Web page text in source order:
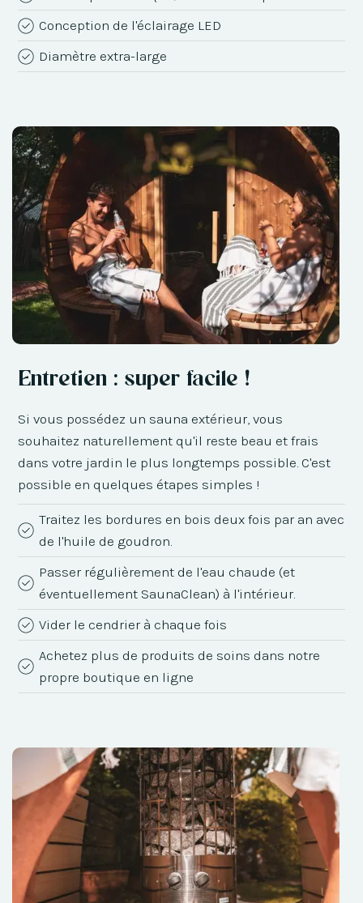
Conception de l'éclairage LED
Diamètre extra-large
Entretien : super facile !
Si vous possédez un sauna extérieur, vous
souhaitez naturellement qu'il reste beau et frais
dans votre jardin le plus longtemps possible. C'est
possible en quelques étapes simples !
Traitez les bordures en bois deux fois par an avec
de l'huile de goudron.
Passer régulièrement de l'eau chaude (et
éventuellement SaunaClean) à l'intérieur.
Vider le cendrier à chaque fois
Achetez plus de produits de soins dans notre
propre boutique en ligne